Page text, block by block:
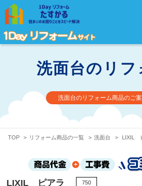
洗面台のリフ
洗面台のリフォーム商品のご案
TOP > リフォーム商品の一覧 > 洗面台 > LIXIL
LIXIL ピアラ 750